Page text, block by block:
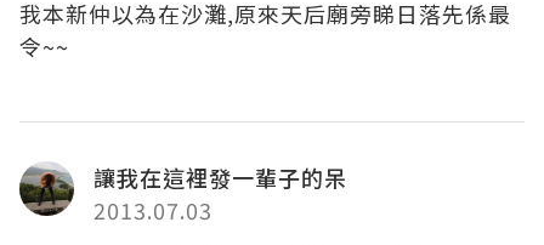
我本新仲以為在沙灘,原來天后廟旁睇日落先係最
令~~
讓我在這裡發一輩子的呆
2013.07.03